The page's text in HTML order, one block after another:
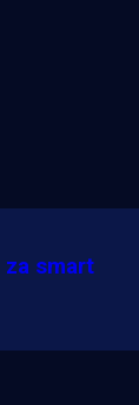
za smart